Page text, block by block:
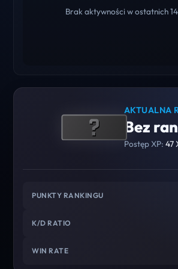
Brak aktywności w ostatnich
AKTUALNA
Bez
Postęp XP: 47
PUNKTY RANKINGU
K/D RATIO
WIN RATE